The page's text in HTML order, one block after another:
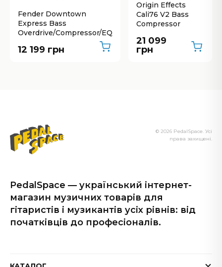
Fender Downtown
Express Bass
Overdrive/Compressor/EQ
12 199 грн
Origin Effects
Cali76 V2 Bass
Compressor
21 099
грн
PedalSpace — український інтернет-
магазин музичних товарів для
гітаристів і музикантів усіх рівнів: від
початківців до професіоналів.
© 2026 PedalSpace. Усі
права захищені.